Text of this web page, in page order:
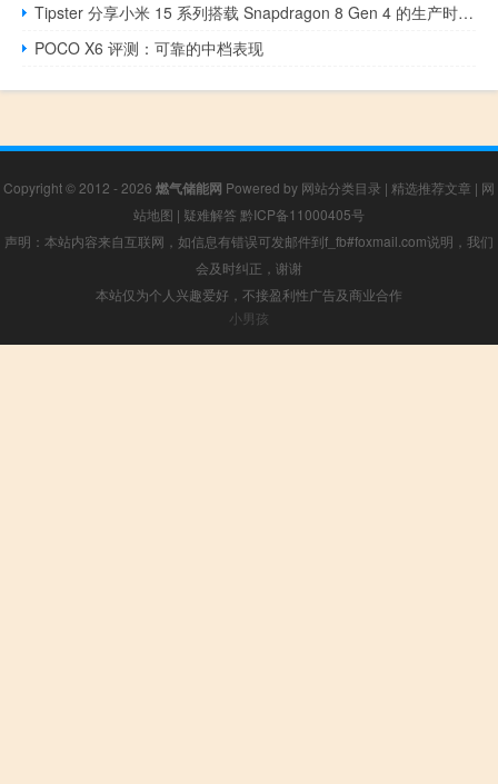
Tipster 分享小米 15 系列搭载 Snapdragon 8 Gen 4 的生产时间表信息
POCO X6 评测：可靠的中档表现
Copyright © 2012 - 2026 燃气储能网 Powered by 网站分类目录 | 精选推荐文章 | 网
站地图 | 疑难解答 黔ICP备11000405号
声明：本站内容来自互联网，如信息有错误可发邮件到f_fb#foxmail.com说明，我们
会及时纠正，谢谢
本站仅为个人兴趣爱好，不接盈利性广告及商业合作
小男孩